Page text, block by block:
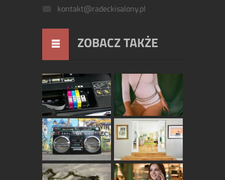
kontakt@radeckisalony.pl
ZOBACZ TAKŻE